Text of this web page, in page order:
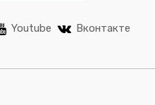
Youtube Вконтакте